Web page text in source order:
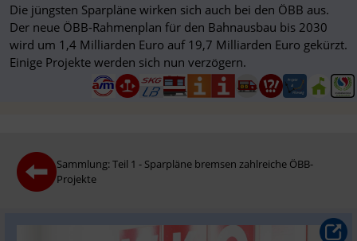
Die jüngsten Sparpläne wirken sich auch bei den ÖBB aus.
Der neue ÖBB-Rahmenplan für den Bahnausbau bis 2030
wird um 1,4 Milliarden Euro auf 19,7 Milliarden Euro gekürzt.
Einige Projekte werden sich nun verzögern.
Sammlung: Teil 1 - Sparpläne bremsen zahlreiche ÖBB-
Projekte